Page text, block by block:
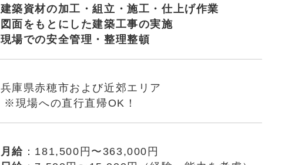
建築資材の加工・組立・施工・仕上げ作業
図面をもとにした建築工事の実施
現場での安全管理・整理整頓
兵庫県赤穂市および近郊エリア
※現場への直行直帰OK！
月給 ：181,500円〜363,000円